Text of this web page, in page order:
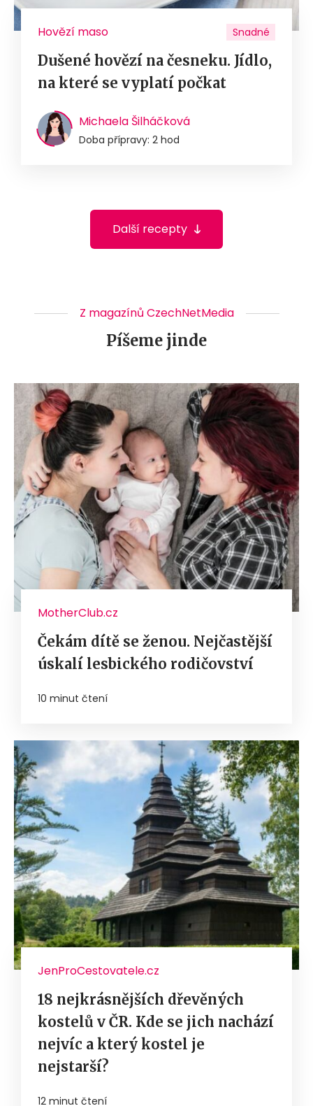
Hovězí maso Snadné
Dušené hovězí na česneku. Jídlo,
na které se vyplatí počkat
Michaela Šilháčková
Doba přípravy: 2 hod
Další recepty
Z magazínů CzechNetMedia
Píšeme jinde
MotherClub.cz
Čekám dítě se ženou. Nejčastější
úskalí lesbického rodičovství
10 minut čtení
JenProCestovatele.cz
18 nejkrásnějších dřevěných
kostelů v ČR. Kde se jich nachází
nejvíc a který kostel je
nejstarší?
12 minut čtení